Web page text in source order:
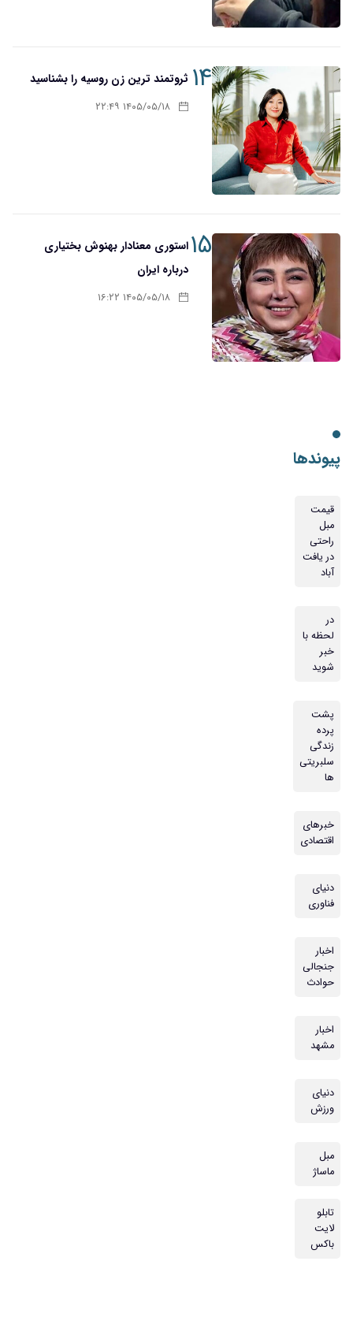
۱۴ ثروتمند ترین زن روسیه را بشناسید
۱۴۰۵/۰۵/۱۸ ۲۲:۴۹
۱۵استوری معنادار بهنوش بختیاری
درباره ایران
۱۴۰۵/۰۵/۱۸ ۱۶:۲۲
پیوندها
قیمت
مبل
راحتی
در یافت
آباد
در
لحظه با
خبر
شوید
پشت
پرده
زندگی
سلبریتی
ها
خبرهای
اقتصادی
دنیای
فناوری
اخبار
جنجالی
حوادث
اخبار
مشهد
دنیای
ورزش
مبل
ماساژ
تابلو
لایت
باکس